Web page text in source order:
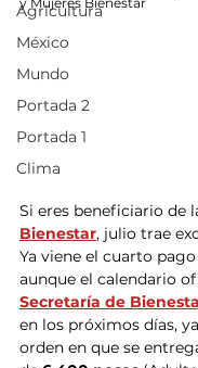
Agricultura
México
Mundo
Portada 2
Portada 1
Clima
Si eres beneficiario de
Bienestar, julio trae
Ya viene el cuarto
aunque el calendario
Secretaría de
en los próximos días,
orden en que se